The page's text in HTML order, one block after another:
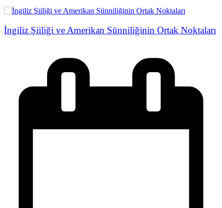
İngiliz Şiiliği ve Amerikan Sünniliğinin Ortak Noktaları